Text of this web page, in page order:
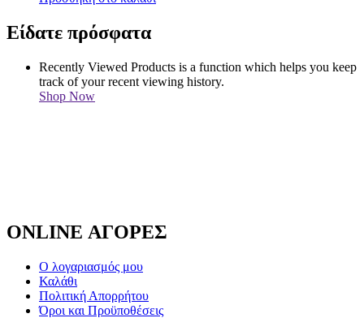
Είδατε πρόσφατα
Recently Viewed Products is a function which helps you keep
track of your recent viewing history.
Shop Now
ONLINE ΑΓΟΡΕΣ
Ο λογαριασμός μου
Καλάθι
Πολιτική Απορρήτου
Όροι και Προϋποθέσεις